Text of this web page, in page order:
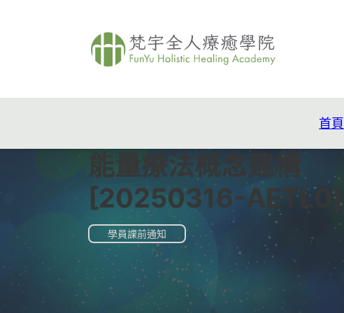
首頁
能量療法概念建構
[20250316-AETL0]
學員課前通知